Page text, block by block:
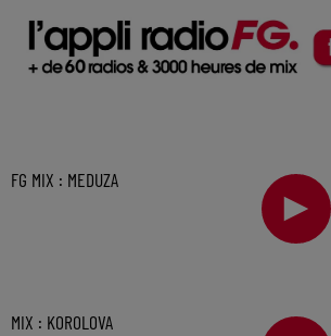
FG MIX : MEDUZA
MIX : KOROLOVA